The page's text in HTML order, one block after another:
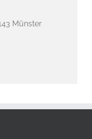
Münster